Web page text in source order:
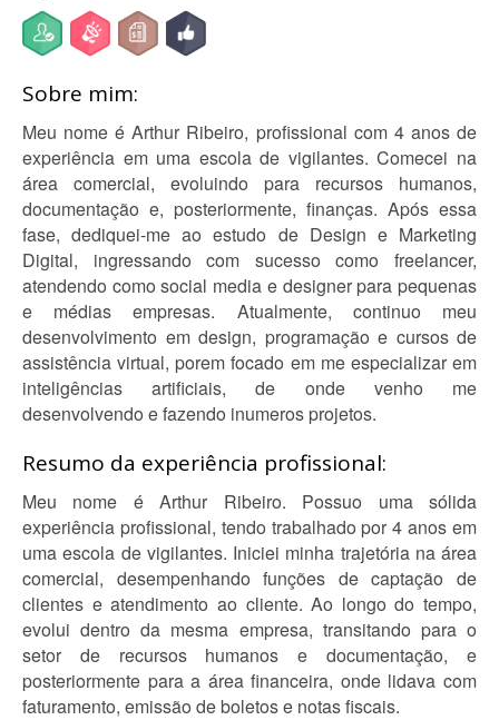
Sobre mim:
Meu nome é Arthur Ribeiro, profissional com 4 anos de
experiência em uma escola de vigilantes. Comecei na
área comercial, evoluindo para recursos humanos,
documentação e, posteriormente, finanças. Após essa
fase, dediquei-me ao estudo de Design e Marketing
Digital, ingressando com sucesso como freelancer,
atendendo como social media e designer para pequenas
e médias empresas. Atualmente, continuo meu
desenvolvimento em design, programação e cursos de
assistência virtual, porem focado em me especializar em
inteligências artificiais, de onde venho me
desenvolvendo e fazendo inumeros projetos.
Resumo da experiência profissional:
Meu nome é Arthur Ribeiro. Possuo uma sólida
experiência profissional, tendo trabalhado por 4 anos em
uma escola de vigilantes. Iniciei minha trajetória na área
comercial, desempenhando funções de captação de
clientes e atendimento ao cliente. Ao longo do tempo,
evolui dentro da mesma empresa, transitando para o
setor de recursos humanos e documentação, e
posteriormente para a área financeira, onde lidava com
faturamento, emissão de boletos e notas fiscais.